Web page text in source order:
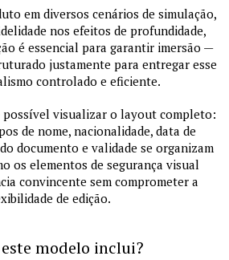
em diversos cenários de simulação,
nos efeitos de profundidade,
é essencial para garantir imersão —
justamente para entregar esse
controlado e eficiente.
possível visualizar o layout completo:
de nome, nacionalidade, data de
documento e validade se organizam
os elementos de segurança visual
convincente sem comprometer a
de edição.
modelo inclui?